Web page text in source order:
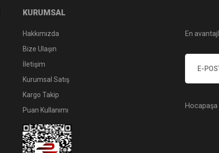
KURUMSAL
Hakkımızda
Bize Ulaşın
İletişim
Kurumsal Satış
Kargo Takip
Puan Kullanımı
En